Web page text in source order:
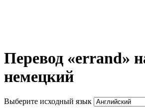
Перевод «errand»
немецкий
Выберите исходный язык